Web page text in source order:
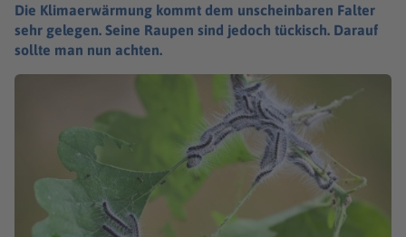
Die Klimaerwärmung kommt dem unscheinbaren Falter
sehr gelegen. Seine Raupen sind jedoch tückisch. Darauf
sollte man nun achten.